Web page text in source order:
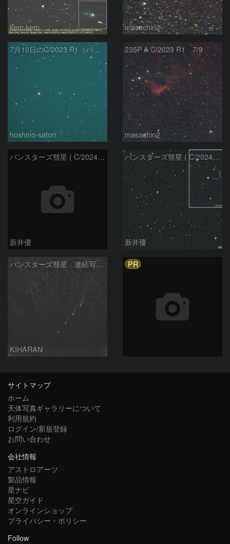
kem.kem masachin2
7月10日のC/2023 R1（パンスターズ彗星）
hoshino-satori
235P & C/2023 R1 7/9
masachin2
パンスターズ彗星 ( C/2024R4 )：2026/06/28
新井優
パンスターズ彗星 ( C/2024G4 )の予報位置：2026/06/23
新井優
パンスターズ彗星 連続写真 再処理
KIHARAN
PR
サイトマップ
ホーム
天体写真ギャラリーについて
利用規約
ログイン/新規登録
お問い合わせ
会社情報
アストロアーツ
製品情報
星ナビ
星空ガイド
オンラインショップ
プライバシー・ポリシー
Follow